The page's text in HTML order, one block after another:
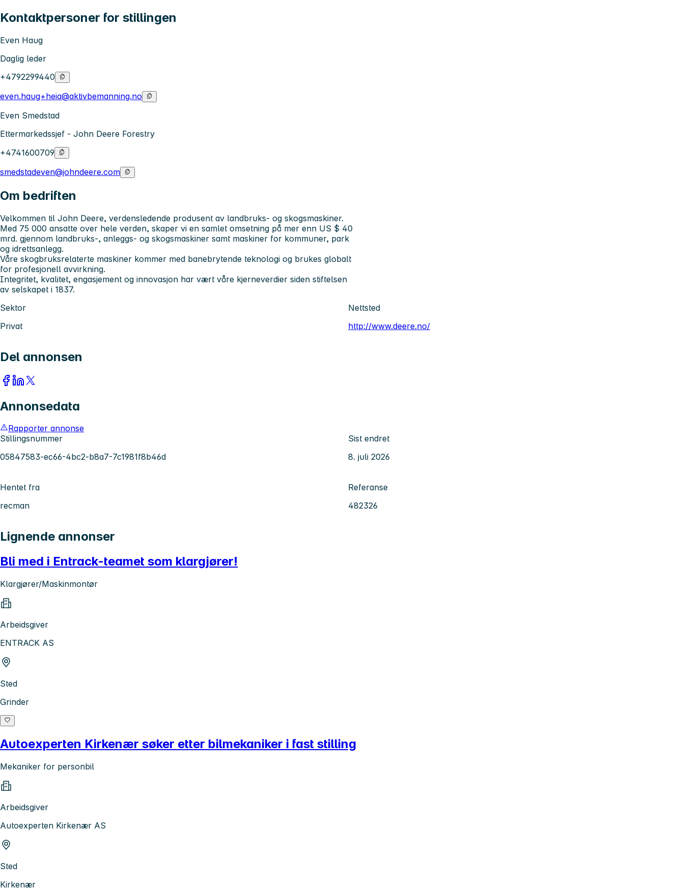
Kontaktpersoner for stillingen
Even Haug
Daglig leder
+4792299440
even.haug+heia@aktivbemanning.no
Even Smedstad
Ettermarkedssjef - John Deere Forestry
+4741600709
smedstadeven@johndeere.com
Om bedriften
Velkommen til John Deere, verdensledende produsent av landbruks- og skogsmaskiner.
Med 75 000 ansatte over hele verden, skaper vi en samlet omsetning på mer enn US $ 40
mrd. gjennom landbruks-, anleggs- og skogsmaskiner samt maskiner for kommuner, park
og idrettsanlegg.
Våre skogbruksrelaterte maskiner kommer med banebrytende teknologi og brukes globalt
for profesjonell avvirkning.
Integritet, kvalitet, engasjement og innovasjon har vært våre kjerneverdier siden stiftelsen
av selskapet i 1837.
Sektor
Privat
Nettsted
http://www.deere.no/
Del annonsen
Annonsedata
Rapporter annonse
Stillingsnummer
05847583-ec66-4bc2-b8a7-7c1981f8b46d
Sist endret
8. juli 2026
Hentet fra
recman
Referanse
482326
Lignende annonser
Bli med i Entrack-teamet som klargjører!
Klargjører/Maskinmontør
Arbeidsgiver
ENTRACK AS
Sted
Grinder
Autoexperten Kirkenær søker etter bilmekaniker i fast stilling
Mekaniker for personbil
Arbeidsgiver
Autoexperten Kirkenær AS
Sted
Kirkenær